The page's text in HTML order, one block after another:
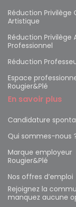
Réduction Privilège
Artistique
Réduction Privilège
Professionnel
Réduction
Espace
Rougier&Plé
En savoir plus
Candidature
Qui sommes-nous
Marque employeur
Rougier&Plé
Nos offres d’emploi
Rejoignez la
manquez aucune